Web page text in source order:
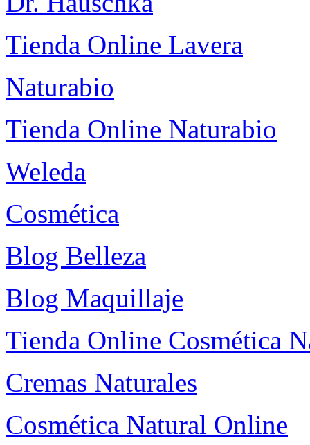
Tienda Online Lavera
Naturabio
Tienda Online Naturabio
Weleda
Cosmética
Blog Belleza
Blog Maquillaje
Tienda Online Cosmética
Cremas Naturales
Cosmética Natural Online